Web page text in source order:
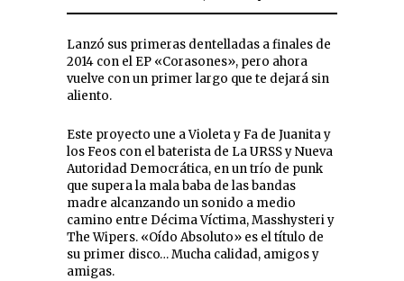
Lanzó sus primeras dentelladas a finales de
2014 con el EP «Corasones», pero ahora
vuelve con un primer largo que te dejará sin
aliento.
Este proyecto une a Violeta y Fa de Juanita y
los Feos con el baterista de La URSS y Nueva
Autoridad Democrática, en un trío de punk
que supera la mala baba de las bandas
madre alcanzando un sonido a medio
camino entre Décima Víctima, Masshysteri y
The Wipers. «Oído Absoluto» es el título de
su primer disco… Mucha calidad, amigos y
amigas.